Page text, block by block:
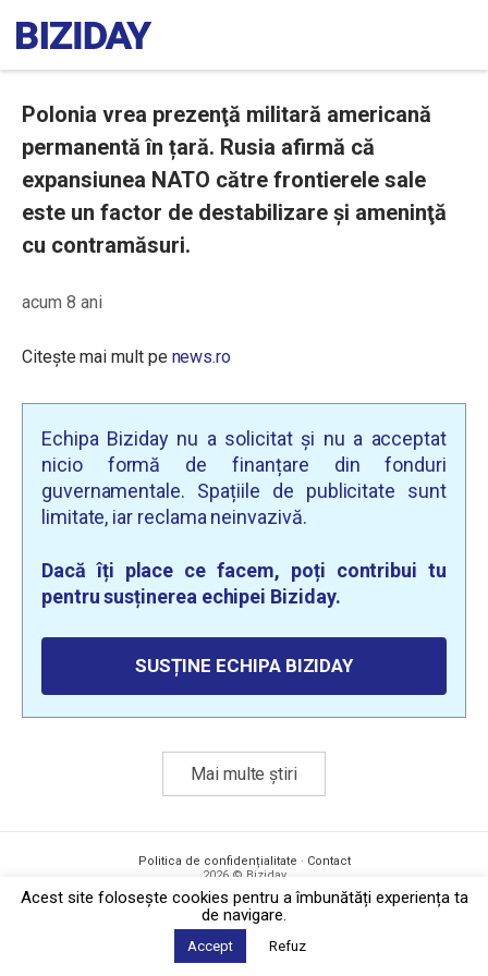
Polonia vrea prezenţă militară americană
permanentă în țară. Rusia afirmă că
expansiunea NATO către frontierele sale
este un factor de destabilizare și ameninţă
cu contramăsuri.
acum 8 ani
Citește mai mult pe news.ro
Echipa Biziday nu a solicitat și nu a acceptat
nicio formă de finanțare din fonduri
guvernamentale. Spațiile de publicitate sunt
limitate, iar reclama neinvazivă.
Dacă îți place ce facem, poți contribui tu
pentru susținerea echipei Biziday.
SUSȚINE ECHIPA BIZIDAY
Mai multe știri
Politica de confidențialitate · Contact
2026 © Biziday
Acest site foloseşte cookies pentru a îmbunătăți experiența ta
de navigare.
Accept Refuz